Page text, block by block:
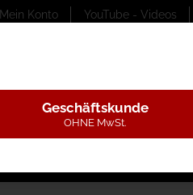
Mein Konto YouTube - Videos
Geschäftskunde
OHNE MwSt.